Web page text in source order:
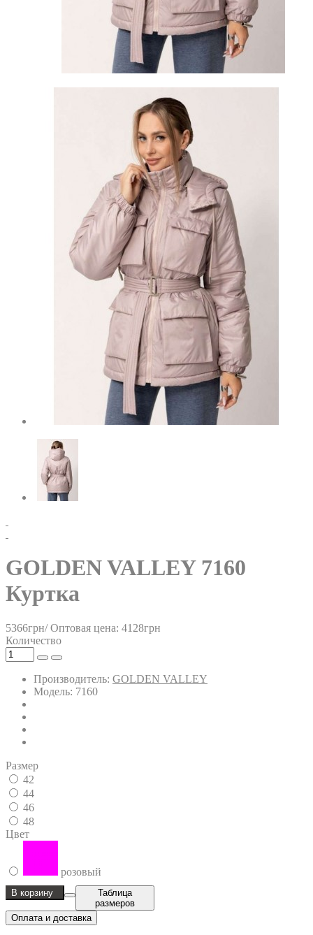
GOLDEN VALLEY 7160
Куртка
5366грн/ Оптовая цена: 4128грн
Количество
Производитель: GOLDEN VALLEY
Модель: 7160
Размер
42
44
46
48
Цвет
розовый
В корзину
Таблица
размеров
Оплата и доставка